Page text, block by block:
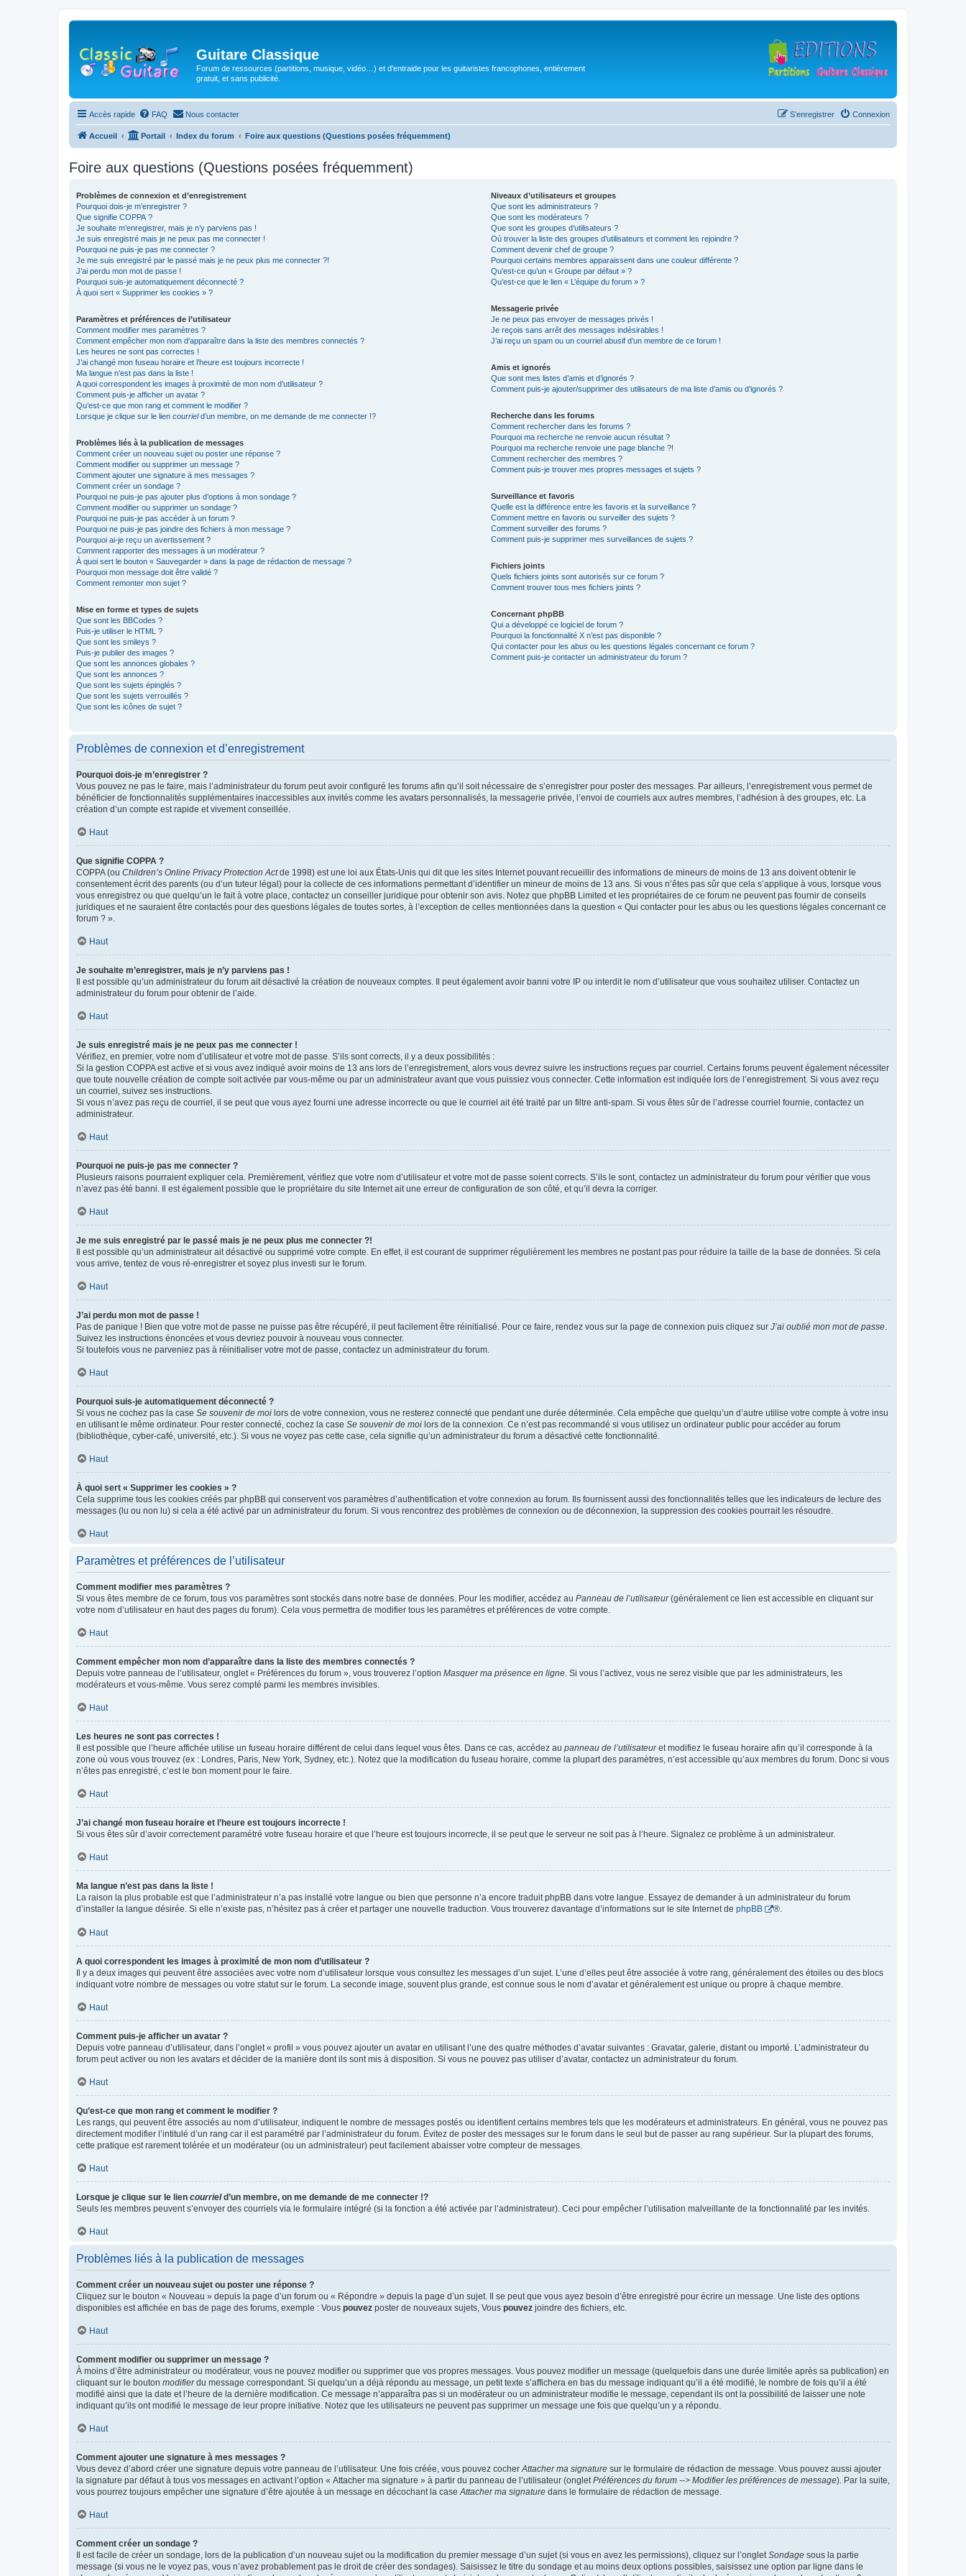
Guitare Classique
Forum de ressources (partitions, musique, vidéo…) et d'entraide pour les guitaristes francophones, entièrement
gratuit, et sans publicité.
Accès rapide FAQ Nous contacter Connexion
S’enregistrer
Accueil Portail Index du forum Foire aux questions (Questions posées fréquemment)
Foire aux questions (Questions posées fréquemment)
Problèmes de connexion et d’enregistrement
Pourquoi dois-je m’enregistrer ?
Que signifie COPPA ?
Je souhaite m’enregistrer, mais je n’y parviens pas !
Je suis enregistré mais je ne peux pas me connecter !
Pourquoi ne puis-je pas me connecter ?
Je me suis enregistré par le passé mais je ne peux plus me connecter ?!
J’ai perdu mon mot de passe !
Pourquoi suis-je automatiquement déconnecté ?
À quoi sert « Supprimer les cookies » ?
Paramètres et préférences de l’utilisateur
Comment modifier mes paramètres ?
Comment empêcher mon nom d’apparaître dans la liste des membres connectés ?
Les heures ne sont pas correctes !
J’ai changé mon fuseau horaire et l’heure est toujours incorrecte !
Ma langue n’est pas dans la liste !
A quoi correspondent les images à proximité de mon nom d’utilisateur ?
Comment puis-je afficher un avatar ?
Qu’est-ce que mon rang et comment le modifier ?
Lorsque je clique sur le lien courrield’un membre, on me demande de me connecter !?
Problèmes liés à la publication de messages
Comment créer un nouveau sujet ou poster une réponse ?
Comment modifier ou supprimer un message ?
Comment ajouter une signature à mes messages ?
Comment créer un sondage ?
Pourquoi ne puis-je pas ajouter plus d’options à mon sondage ?
Comment modifier ou supprimer un sondage ?
Pourquoi ne puis-je pas accéder à un forum ?
Pourquoi ne puis-je pas joindre des fichiers à mon message ?
Pourquoi ai-je reçu un avertissement ?
Comment rapporter des messages à un modérateur ?
À quoi sert le bouton « Sauvegarder » dans la page de rédaction de message ?
Pourquoi mon message doit être validé ?
Comment remonter mon sujet ?
Mise en forme et types de sujets
Que sont les BBCodes ?
Puis-je utiliser le HTML ?
Que sont les smileys ?
Puis-je publier des images ?
Que sont les annonces globales ?
Que sont les annonces ?
Que sont les sujets épinglés ?
Que sont les sujets verrouillés ?
Que sont les icônes de sujet ?
Niveaux d’utilisateurs et groupes
Que sont les administrateurs ?
Que sont les modérateurs ?
Que sont les groupes d’utilisateurs ?
Où trouver la liste des groupes d’utilisateurs et comment les rejoindre ?
Comment devenir chef de groupe ?
Pourquoi certains membres apparaissent dans une couleur différente ?
Qu’est-ce qu’un « Groupe par défaut » ?
Qu’est-ce que le lien « L’équipe du forum » ?
Messagerie privée
Je ne peux pas envoyer de messages privés !
Je reçois sans arrêt des messages indésirables !
J’ai reçu un spam ou un courriel abusif d’un membre de ce forum !
Amis et ignorés
Que sont mes listes d’amis et d’ignorés ?
Comment puis-je ajouter/supprimer des utilisateurs de ma liste d’amis ou d’ignorés ?
Recherche dans les forums
Comment rechercher dans les forums ?
Pourquoi ma recherche ne renvoie aucun résultat ?
Pourquoi ma recherche renvoie une page blanche ?!
Comment rechercher des membres ?
Comment puis-je trouver mes propres messages et sujets ?
Surveillance et favoris
Quelle est la différence entre les favoris et la surveillance ?
Comment mettre en favoris ou surveiller des sujets ?
Comment surveiller des forums ?
Comment puis-je supprimer mes surveillances de sujets ?
Fichiers joints
Quels fichiers joints sont autorisés sur ce forum ?
Comment trouver tous mes fichiers joints ?
Concernant phpBB
Qui a développé ce logiciel de forum ?
Pourquoi la fonctionnalité X n’est pas disponible ?
Qui contacter pour les abus ou les questions légales concernant ce forum ?
Comment puis-je contacter un administrateur du forum ?
Problèmes de connexion et d’enregistrement
Pourquoi dois-je m’enregistrer ?
Vous pouvez ne pas le faire, mais l’administrateur du forum peut avoir configuré les forums afin qu’il soit nécessaire de s’enregistrer pour poster des messages. Par ailleurs, l’enregistrement vous permet de
bénéficier de fonctionnalités supplémentaires inaccessibles aux invités comme les avatars personnalisés, la messagerie privée, l’envoi de courriels aux autres membres, l’adhésion à des groupes, etc. La
création d’un compte est rapide et vivement conseillée.
Haut
Que signifie COPPA ?
COPPA (ou Children’s Online Privacy Protection Actde 1998) est une loi aux États-Unis qui dit que les sites Internet pouvant recueillir des informations de mineurs de moins de 13 ans doivent obtenir le
consentement écrit des parents (ou d’un tuteur légal) pour la collecte de ces informations permettant d’identifier un mineur de moins de 13 ans. Si vous n’êtes pas sûr que cela s’applique à vous, lorsque vous
vous enregistrez ou que quelqu’un le fait à votre place, contactez un conseiller juridique pour obtenir son avis. Notez que phpBB Limited et les propriétaires de ce forum ne peuvent pas fournir de conseils
juridiques et ne sauraient être contactés pour des questions légales de toutes sortes, à l’exception de celles mentionnées dans la question « Qui contacter pour les abus ou les questions légales concernant ce
forum ? ».
Haut
Je souhaite m’enregistrer, mais je n’y parviens pas !
Il est possible qu’un administrateur du forum ait désactivé la création de nouveaux comptes. Il peut également avoir banni votre IP ou interdit le nom d’utilisateur que vous souhaitez utiliser. Contactez un
administrateur du forum pour obtenir de l’aide.
Haut
Je suis enregistré mais je ne peux pas me connecter !
Vérifiez, en premier, votre nom d’utilisateur et votre mot de passe. S’ils sont corrects, il y a deux possibilités :
Si la gestion COPPA est active et si vous avez indiqué avoir moins de 13 ans lors de l’enregistrement, alors vous devrez suivre les instructions reçues par courriel. Certains forums peuvent également nécessiter
que toute nouvelle création de compte soit activée par vous-même ou par un administrateur avant que vous puissiez vous connecter. Cette information est indiquée lors de l’enregistrement. Si vous avez reçu
un courriel, suivez ses instructions.
Si vous n’avez pas reçu de courriel, il se peut que vous ayez fourni une adresse incorrecte ou que le courriel ait été traité par un filtre anti-spam. Si vous êtes sûr de l’adresse courriel fournie, contactez un
administrateur.
Haut
Pourquoi ne puis-je pas me connecter ?
Plusieurs raisons pourraient expliquer cela. Premièrement, vérifiez que votre nom d’utilisateur et votre mot de passe soient corrects. S’ils le sont, contactez un administrateur du forum pour vérifier que vous
n’avez pas été banni. Il est également possible que le propriétaire du site Internet ait une erreur de configuration de son côté, et qu’il devra la corriger.
Haut
Je me suis enregistré par le passé mais je ne peux plus me connecter ?!
Il est possible qu’un administrateur ait désactivé ou supprimé votre compte. En effet, il est courant de supprimer régulièrement les membres ne postant pas pour réduire la taille de la base de données. Si cela
vous arrive, tentez de vous ré-enregistrer et soyez plus investi sur le forum.
Haut
J’ai perdu mon mot de passe !
Pas de panique ! Bien que votre mot de passe ne puisse pas être récupéré, il peut facilement être réinitialisé. Pour ce faire, rendez vous sur la page de connexion puis cliquez sur J’ai oublié mon mot de passe.
Suivez les instructions énoncées et vous devriez pouvoir à nouveau vous connecter.
Si toutefois vous ne parveniez pas à réinitialiser votre mot de passe, contactez un administrateur du forum.
Haut
Pourquoi suis-je automatiquement déconnecté ?
Si vous ne cochez pas la case Se souvenir de moi lors de votre connexion, vous ne resterez connecté que pendant une durée déterminée. Cela empêche que quelqu’un d’autre utilise votre compte à votre insu
en utilisant le même ordinateur. Pour rester connecté, cochez la case Se souvenir de moi lors de la connexion. Ce n’est pas recommandé si vous utilisez un ordinateur public pour accéder au forum
(bibliothèque, cyber-café, université, etc.). Si vous ne voyez pas cette case, cela signifie qu’un administrateur du forum a désactivé cette fonctionnalité.
Haut
À quoi sert « Supprimer les cookies » ?
Cela supprime tous les cookies créés par phpBB qui conservent vos paramètres d’authentification et votre connexion au forum. Ils fournissent aussi des fonctionnalités telles que les indicateurs de lecture des
messages (lu ou non lu) si cela a été activé par un administrateur du forum. Si vous rencontrez des problèmes de connexion ou de déconnexion, la suppression des cookies pourrait les résoudre.
Haut
Paramètres et préférences de l’utilisateur
Comment modifier mes paramètres ?
Si vous êtes membre de ce forum, tous vos paramètres sont stockés dans notre base de données. Pour les modifier, accédez au Panneau de l’utilisateur(généralement ce lien est accessible en cliquant sur
votre nom d’utilisateur en haut des pages du forum). Cela vous permettra de modifier tous les paramètres et préférences de votre compte.
Haut
Comment empêcher mon nom d’apparaître dans la liste des membres connectés ?
Depuis votre panneau de l’utilisateur, onglet « Préférences du forum », vous trouverez l’option Masquer ma présence en ligne. Si vous l’activez, vous ne serez visible que par les administrateurs, les
modérateurs et vous-même. Vous serez compté parmi les membres invisibles.
Haut
Les heures ne sont pas correctes !
Il est possible que l’heure affichée utilise un fuseau horaire différent de celui dans lequel vous êtes. Dans ce cas, accédez au panneau de l’utilisateuret modifiez le fuseau horaire afin qu’il corresponde à la
zone où vous vous trouvez (ex : Londres, Paris, New York, Sydney, etc.). Notez que la modification du fuseau horaire, comme la plupart des paramètres, n’est accessible qu’aux membres du forum. Donc si vous
n’êtes pas enregistré, c’est le bon moment pour le faire.
Haut
J’ai changé mon fuseau horaire et l’heure est toujours incorrecte !
Si vous êtes sûr d’avoir correctement paramétré votre fuseau horaire et que l’heure est toujours incorrecte, il se peut que le serveur ne soit pas à l’heure. Signalez ce problème à un administrateur.
Haut
Ma langue n’est pas dans la liste !
La raison la plus probable est que l’administrateur n’a pas installé votre langue ou bien que personne n’a encore traduit phpBB dans votre langue. Essayez de demander à un administrateur du forum
d’installer la langue désirée. Si elle n’existe pas, n’hésitez pas à créer et partager une nouvelle traduction. Vous trouverez davantage d’informations sur le site Internet de phpBB ®.
Haut
A quoi correspondent les images à proximité de mon nom d’utilisateur ?
Il y a deux images qui peuvent être associées avec votre nom d’utilisateur lorsque vous consultez les messages d’un sujet. L’une d’elles peut être associée à votre rang, généralement des étoiles ou des blocs
indiquant votre nombre de messages ou votre statut sur le forum. La seconde image, souvent plus grande, est connue sous le nom d’avatar et généralement est unique ou propre à chaque membre.
Haut
Comment puis-je afficher un avatar ?
Depuis votre panneau d’utilisateur, dans l’onglet « profil » vous pouvez ajouter un avatar en utilisant l’une des quatre méthodes d’avatar suivantes : Gravatar, galerie, distant ou importé. L’administrateur du
forum peut activer ou non les avatars et décider de la manière dont ils sont mis à disposition. Si vous ne pouvez pas utiliser d’avatar, contactez un administrateur du forum.
Haut
Qu’est-ce que mon rang et comment le modifier ?
Les rangs, qui peuvent être associés au nom d’utilisateur, indiquent le nombre de messages postés ou identifient certains membres tels que les modérateurs et administrateurs. En général, vous ne pouvez pas
directement modifier l’intitulé d’un rang car il est paramétré par l’administrateur du forum. Évitez de poster des messages sur le forum dans le seul but de passer au rang supérieur. Sur la plupart des forums,
cette pratique est rarement tolérée et un modérateur (ou un administrateur) peut facilement abaisser votre compteur de messages.
Haut
Lorsque je clique sur le lien courrield’un membre, on me demande de me connecter !?
Seuls les membres peuvent s’envoyer des courriels via le formulaire intégré (si la fonction a été activée par l’administrateur). Ceci pour empêcher l’utilisation malveillante de la fonctionnalité par les invités.
Haut
Problèmes liés à la publication de messages
Comment créer un nouveau sujet ou poster une réponse ?
Cliquez sur le bouton « Nouveau » depuis la page d’un forum ou « Répondre » depuis la page d’un sujet. Il se peut que vous ayez besoin d’être enregistré pour écrire un message. Une liste des options
disponibles est affichée en bas de page des forums, exemple : Vous pouvez poster de nouveaux sujets, Vous pouvez joindre des fichiers, etc.
Haut
Comment modifier ou supprimer un message ?
À moins d’être administrateur ou modérateur, vous ne pouvez modifier ou supprimer que vos propres messages. Vous pouvez modifier un message (quelquefois dans une durée limitée après sa publication) en
cliquant sur le bouton modifierdu message correspondant. Si quelqu’un a déjà répondu au message, un petit texte s’affichera en bas du message indiquant qu’il a été modifié, le nombre de fois qu’il a été
modifié ainsi que la date et l’heure de la dernière modification. Ce message n’apparaîtra pas si un modérateur ou un administrateur modifie le message, cependant ils ont la possibilité de laisser une note
indiquant qu’ils ont modifié le message de leur propre initiative. Notez que les utilisateurs ne peuvent pas supprimer un message une fois que quelqu’un y a répondu.
Haut
Comment ajouter une signature à mes messages ?
Vous devez d’abord créer une signature depuis votre panneau de l’utilisateur. Une fois créée, vous pouvez cocherAttacher ma signature sur le formulaire de rédaction de message. Vous pouvez aussi ajouter
la signature par défaut à tous vos messages en activant l’option « Attacher ma signature » à partir du panneau de l’utilisateur (ongletPréférences du forum --> Modifier les préférences de message). Par la suite,
vous pourrez toujours empêcher une signature d’être ajoutée à un message en décochant la caseAttacher ma signature dans le formulaire de rédaction de message.
Haut
Comment créer un sondage ?
Il est facile de créer un sondage, lors de la publication d’un nouveau sujet ou la modification du premier message d’un sujet (si vous en avez les permissions), cliquez sur l’ongletSondage sous la partie
message (si vous ne le voyez pas, vous n’avez probablement pas le droit de créer des sondages). Saisissez le titre du sondage et au moins deux options possibles, saisissez une option par ligne dans le